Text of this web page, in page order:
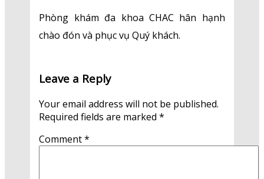
Phòng khám đa khoa CHAC hân hạnh
chào đón và phục vụ Quý khách.
Leave a Reply
Your email address will not be published.
Required fields are marked*
Comment*